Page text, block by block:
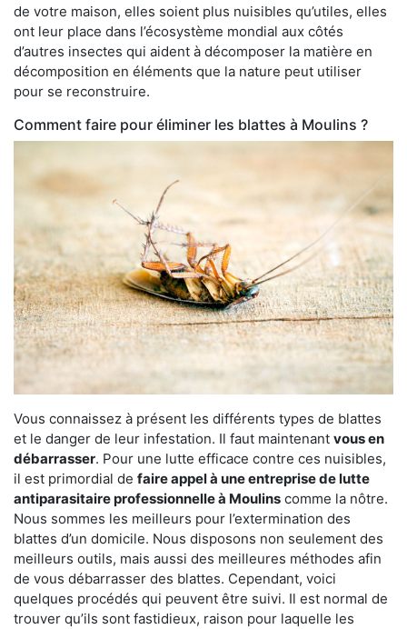
de votre maison, elles soient plus nuisibles qu’utiles, elles
ont leur place dans l’écosystème mondial aux côtés
d’autres insectes qui aident à décomposer la matière en
décomposition en éléments que la nature peut utiliser
pour se reconstruire.
Comment faire pour éliminer les blattes à Moulins ?
Vous connaissez à présent les différents types de blattes
et le danger de leur infestation. Il faut maintenant vous en
débarrasser. Pour une lutte efficace contre ces nuisibles,
il est primordial de faire appel à une entreprise de lutte
antiparasitaire professionnelle à Moulins comme la nôtre.
Nous sommes les meilleurs pour l’extermination des
blattes d’un domicile. Nous disposons non seulement des
meilleurs outils, mais aussi des meilleures méthodes afin
de vous débarrasser des blattes. Cependant, voici
quelques procédés qui peuvent être suivi. Il est normal de
trouver qu’ils sont fastidieux, raison pour laquelle les